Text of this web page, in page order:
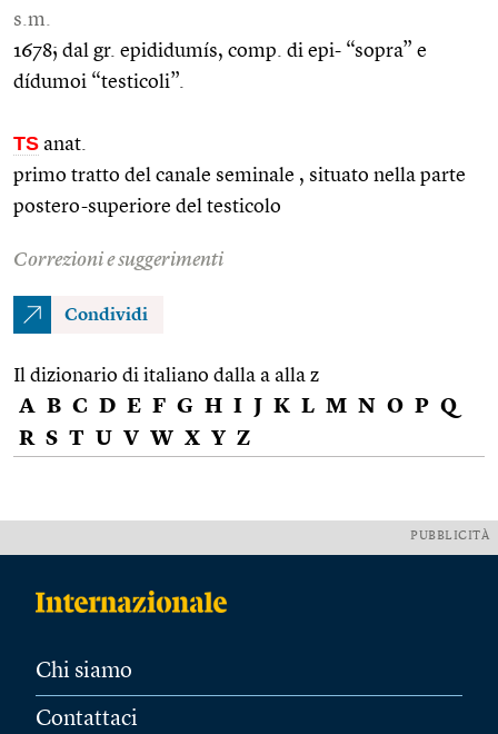
s.m.
1678; dal gr. epididumís, comp. di epi- “sopra” e
dídumoi “testicoli”.
TS anat.
primo tratto del canale seminale , situato nella parte
postero-superiore del testicolo
Correzioni e suggerimenti
Condividi
Il dizionario di italiano dalla a alla z
A B C D E F G H I J K L M N O P Q
R S T U V W X Y Z
PUBBLICITÀ
Chi siamo
Contattaci